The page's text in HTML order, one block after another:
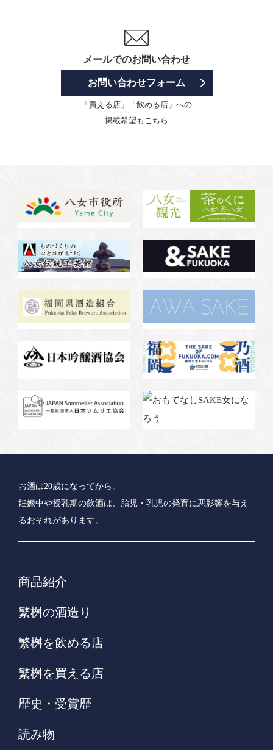
メールでのお問い合わせ
お問い合わせフォーム
「買える店」「飲める店」への
掲載希望もこちら
お酒は20歳になってから。
妊娠中や授乳期の飲酒は、胎児・乳児の発育に悪影響を与え
るおそれがあります。
商品紹介
繁桝の酒造り
繁桝を飲める店
繁桝を買える店
歴史・受賞歴
読み物